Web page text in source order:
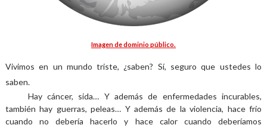
Imagen de dominio público.
Vivimos en un mundo triste, ¿saben? Sí, seguro que ustedes lo
saben.
Hay cáncer, sida… Y además de enfermedades incurables,
también hay guerras, peleas… Y además de la violencia, hace frío
cuando no debería hacerlo y hace calor cuando deberíamos